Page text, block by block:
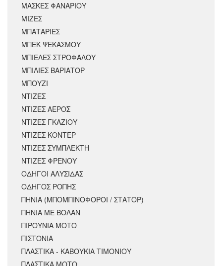
ΜΑΣΚΕΣ ΦΑΝΑΡΙΟΥ
ΜΙΖΕΣ
ΜΠΑΤΑΡΙΕΣ
ΜΠΕΚ ΨΕΚΑΣΜΟΥ
ΜΠΙΕΛΕΣ ΣΤΡΟΦΑΛΟΥ
ΜΠΙΛΙΕΣ ΒΑΡΙΑΤΟΡ
ΜΠΟΥΖΙ
ΝΤΙΖΕΣ
ΝΤΙΖΕΣ ΑΕΡΟΣ
ΝΤΙΖΕΣ ΓΚΑΖΙΟΥ
ΝΤΙΖΕΣ ΚΟΝΤΕΡ
ΝΤΙΖΕΣ ΣΥΜΠΛΕΚΤΗ
ΝΤΙΖΕΣ ΦΡΕΝΟΥ
ΟΔΗΓΟΙ ΑΛΥΣΙΔΑΣ
ΟΔΗΓΟΣ ΡΟΠΗΣ
ΠΗΝΙΑ (ΜΠΟΜΠΙΝΟΦΟΡΟΙ / ΣΤΑΤΟΡ)
ΠΗΝΙΑ ΜΕ ΒΟΛΑΝ
ΠΙΡΟΥΝΙΑ ΜΟΤΟ
ΠΙΣΤΟΝΙΑ
ΠΛΑΣΤΙΚΑ - ΚΑΒΟΥΚΙΑ ΤΙΜΟΝΙΟΥ